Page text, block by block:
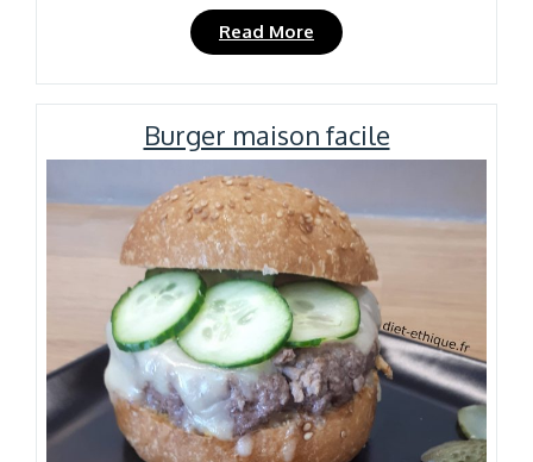
Read More « Rösti
de
pomme
de
terre
au
four »
Burger maison facile